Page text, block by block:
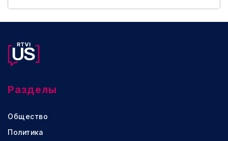
Разделы
Общество
Политика